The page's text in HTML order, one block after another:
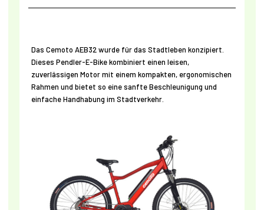
Das Cemoto AEB32 wurde für das Stadtleben konzipiert.
Dieses Pendler-E-Bike kombiniert einen leisen,
zuverlässigen Motor mit einem kompakten, ergonomischen
Rahmen und bietet so eine sanfte Beschleunigung und
einfache Handhabung im Stadtverkehr.